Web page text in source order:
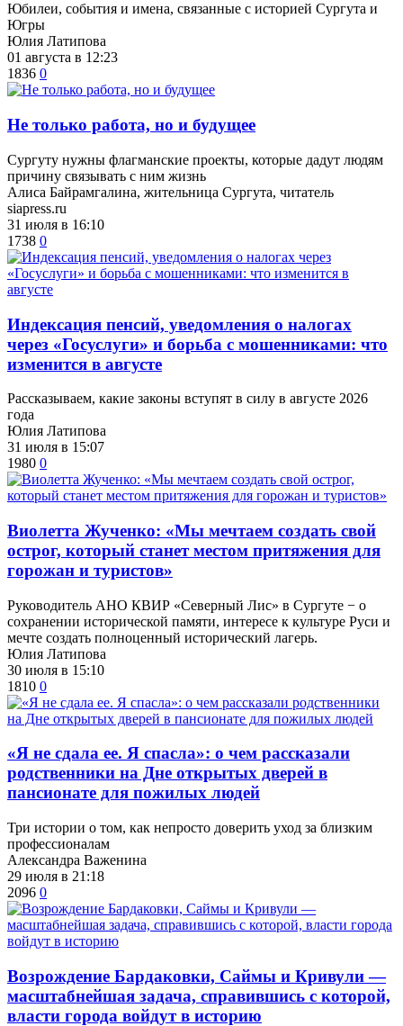
Юбилеи, события и имена, связанные с историей Сургута и
Югры
Юлия Латипова
01 августа в 12:23
1836 0
​Не только работа, но и будущее
Сургуту нужны флагманские проекты, которые дадут людям
причину связывать с ним жизнь
Алиса Байрамгалина, жительница Сургута, читатель
siapress.ru
31 июля в 16:10
1738 0
​Индексация пенсий, уведомления о налогах
через «Госуслуги» и борьба с мошенниками: что
изменится в августе
Рассказываем, какие законы вступят в силу в августе 2026
года
Юлия Латипова
31 июля в 15:07
1980 0
Виолетта Жученко: «Мы мечтаем создать свой
острог, который станет местом притяжения для
горожан и туристов»
Руководитель АНО КВИР «Северный Лис» в Сургуте − о
сохранении исторической памяти, интересе к культуре Руси и
мечте создать полноценный исторический лагерь.
Юлия Латипова
30 июля в 15:10
1810 0
​«Я не сдала ее. Я спасла»: о чем рассказали
родственники на Дне открытых дверей в
пансионате для пожилых людей
Три истории о том, как непросто доверить уход за близким
профессионалам
Александра Важенина
29 июля в 21:18
2096 0
Возрождение Бардаковки, Саймы и Кривули —
масштабнейшая задача, справившись с которой,
власти города войдут в историю